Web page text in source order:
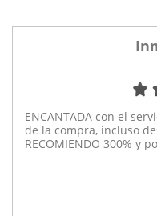
ENCANTADA con el
de la compra, incluso
RECOMIENDO 300% y